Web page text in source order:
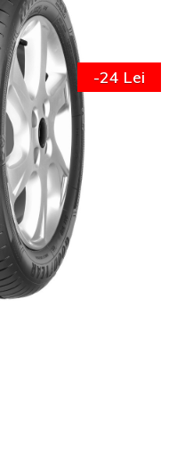
-24 Lei